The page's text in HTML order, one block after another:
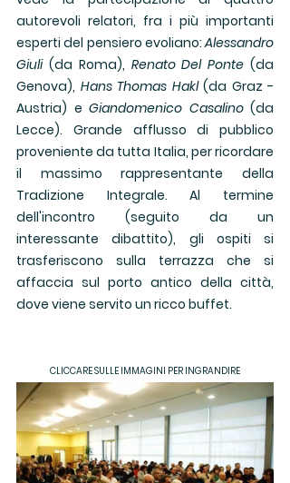
autorevoli relatori, fra i più importanti
esperti del pensiero evoliano: Alessandro
Giuli (da Roma), Renato Del Ponte (da
Genova), Hans Thomas Hakl (da Graz -
Austria) e Giandomenico Casalino (da
Lecce). Grande afflusso di pubblico
proveniente da tutta Italia, per ricordare
il massimo rappresentante della
Tradizione Integrale. Al termine
dell'incontro (seguito da un
interessante dibattito), gli ospiti si
trasferiscono sulla terrazza che si
affaccia sul porto antico della città,
dove viene servito un ricco buffet.
CLICCARE SULLE IMMAGINI PER INGRANDIRE